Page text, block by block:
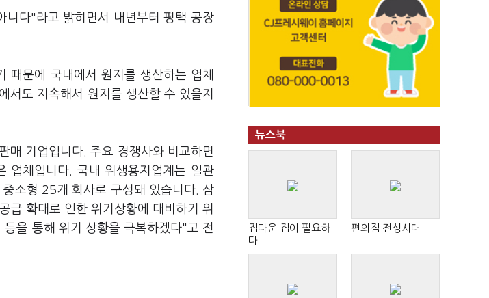
다"라고 밝히면서 내년부터 평택 공장
때문에 국내에서 원지를 생산하는 업체
서도 지속해서 원지를 생산할 수 있을지
매 기업입니다. 주요 경쟁사와 비교하면
업체입니다. 국내 위생용지업계는 일관
소형 25개 회사로 구성돼 있습니다. 삼
급 확대로 인한 위기상황에 대비하기 위
을 통해 위기 상황을 극복하겠다"고 전
뉴스북
집다운 집이 필요하
다
편의점 전성시대